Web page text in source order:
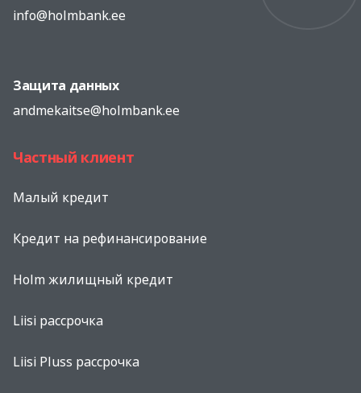
info@holmbank.ee
Защита данных
andmekaitse@holmbank.ee
Частный клиент
Малый кредит
Кредит на рефинансированиe
Holm жилищный кредит
Liisi рассрочка
Liisi Pluss рассрочка